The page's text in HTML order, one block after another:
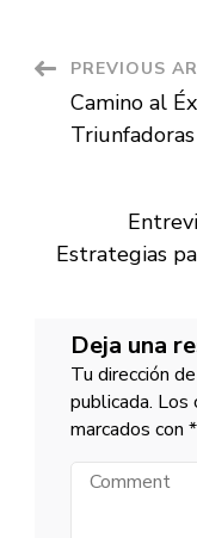
PostPREVIOUS
Camino al
Triunfadoras
Estrategias
Deja una
Tu dirección
publicada. Los
marcados con *
Comment